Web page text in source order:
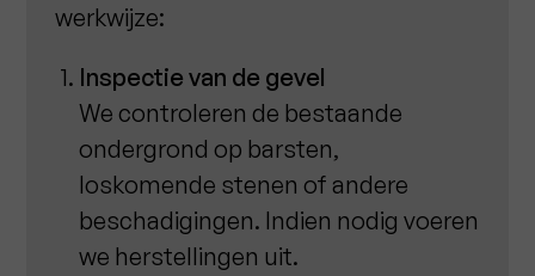
werkwijze:
Inspectie van de gevel
We controleren de bestaande
ondergrond op barsten,
loskomende stenen of andere
beschadigingen. Indien nodig voeren
we herstellingen uit.